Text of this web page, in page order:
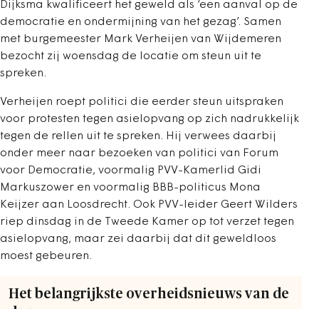
Dijksma kwalificeert het geweld als ‘een aanval op de
democratie en ondermijning van het gezag’. Samen
met burgemeester Mark Verheijen van Wijdemeren
bezocht zij woensdag de locatie om steun uit te
spreken.
Verheijen roept politici die eerder steun uitspraken
voor protesten tegen asielopvang op zich nadrukkelijk
tegen de rellen uit te spreken. Hij verwees daarbij
onder meer naar bezoeken van politici van Forum
voor Democratie, voormalig PVV-Kamerlid Gidi
Markuszower en voormalig BBB-politicus Mona
Keijzer aan Loosdrecht. Ook PVV-leider Geert Wilders
riep dinsdag in de Tweede Kamer op tot verzet tegen
asielopvang, maar zei daarbij dat dit geweldloos
moest gebeuren.
Het belangrijkste overheidsnieuws van de